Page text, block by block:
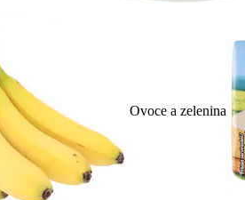
Ovoce a zelenina